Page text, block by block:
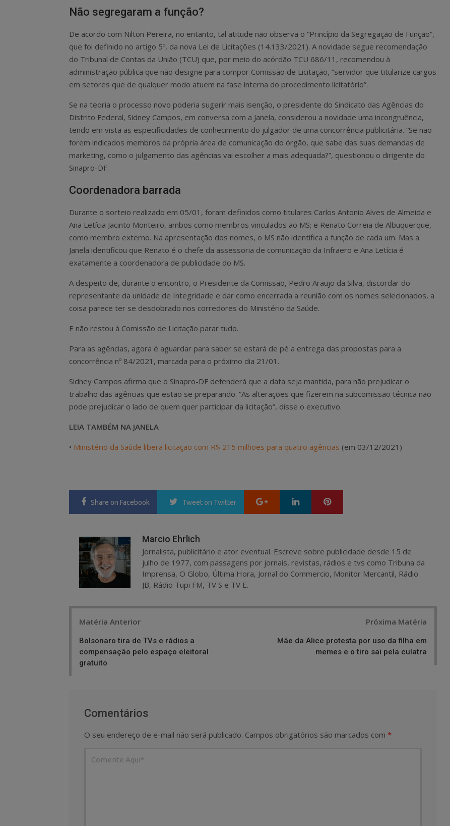
Não segregaram a função?
De acordo com Nilton Pereira, no entanto, tal atitude não observa o “Princípio da Segregação de Função”,
que foi definido no artigo 5º, da nova Lei de Licitações (14.133/2021). A novidade segue recomendação
do Tribunal de Contas da União (TCU) que, por meio do acórdão TCU 686/11, recomendou à
administração pública que não designe para compor Comissão de Licitação, “servidor que titularize cargos
em setores que de qualquer modo atuem na fase interna do procedimento licitatório”.
Se na teoria o processo novo poderia sugerir mais isenção, o presidente do Sindicato das Agências do
Distrito Federal, Sidney Campos, em conversa com a Janela, considerou a novidade uma incongruência,
tendo em vista as especificidades de conhecimento do julgador de uma concorrência publicitária. “Se não
forem indicados membros da própria área de comunicação do órgão, que sabe das suas demandas de
marketing, como o julgamento das agências vai escolher a mais adequada?”, questionou o dirigente do
Sinapro-DF.
Coordenadora barrada
Durante o sorteio realizado em 05/01, foram definidos como titulares Carlos Antonio Alves de Almeida e
Ana Letícia Jacinto Monteiro, ambos como membros vinculados ao MS; e Renato Correia de Albuquerque,
como membro externo. Na apresentação dos nomes, o MS não identifica a função de cada um. Mas a
Janela identificou que Renato é o chefe da assessoria de comunicação da Infraero e Ana Letícia é
exatamente a coordenadora de publicidade do MS.
A despeito de, durante o encontro, o Presidente da Comissão, Pedro Araujo da Silva, discordar do
representante da unidade de Integridade e dar como encerrada a reunião com os nomes selecionados, a
coisa parece ter se desdobrado nos corredores do Ministério da Saúde.
E não restou à Comissão de Licitação parar tudo.
Para as agências, agora é aguardar para saber se estará de pé a entrega das propostas para a
concorrência nº 84/2021, marcada para o próximo dia 21/01.
Sidney Campos afirma que o Sinapro-DF defenderá que a data seja mantida, para não prejudicar o
trabalho das agências que estão se preparando. “As alterações que fizerem na subcomissão técnica não
pode prejudicar o lado de quem quer participar da licitação”, disse o executivo.
LEIA TAMBÉM NA JANELA
• Ministério da Saúde libera licitação com R$ 215 milhões para quatro agências (em 03/12/2021)
Share on Facebook Tweet on Twitter Google+ LinkedIn
Marcio Ehrlich
Jornalista, publicitário e ator eventual. Escreve sobre publicidade desde 15 de
julho de 1977, com passagens por jornais, revistas, rádios e tvs como Tribuna da
Imprensa, O Globo, Última Hora, Jornal do Commercio, Monitor Mercantil, Rádio
JB, Rádio Tupi FM, TV S e TV E.
Matéria Anterior
Bolsonaro tira de TVs e rádios a
compensação pelo espaço eleitoral
gratuito
Próxima Matéria
Mãe da Alice protesta por uso da filha em
memes e o tiro sai pela culatra
Comentários
O seu endereço de e-mail não será publicado. Campos obrigatórios são marcados com *